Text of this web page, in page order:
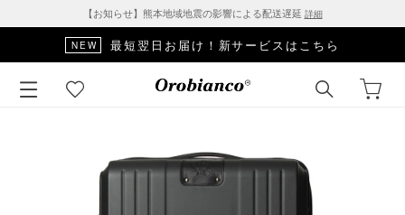
【お知らせ】熊本地域地震の影響による配送遅延 詳細
NEW 最短翌日お届け！新サービスはこちら